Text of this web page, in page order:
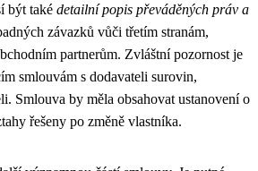
být také detailní popis převáděných práv a
závazků vůči třetím stranám,
partnerům. Zvláštní pozornost je
smlouvám s dodavateli surovin,
Smlouva by měla obsahovat ustanovení o
řešeny po změně vlastníka.